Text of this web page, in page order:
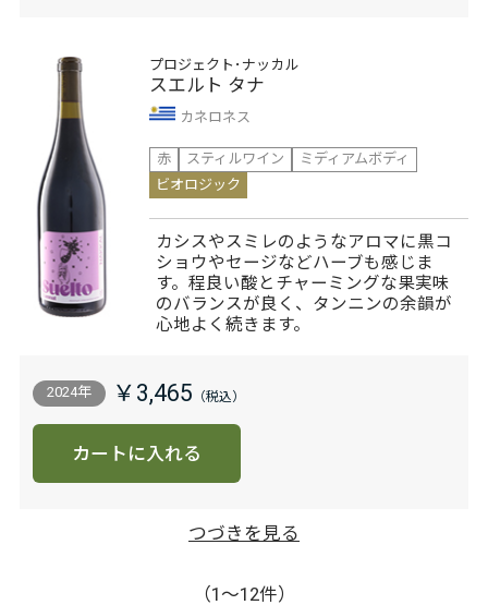
プロジェクト･ナッカル
スエルト タナ
カネロネス
赤
スティルワイン
ミディアムボディ
ビオロジック
カシスやスミレのようなアロマに黒コ
ショウやセージなどハーブも感じま
す。程良い酸とチャーミングな果実味
のバランスが良く、タンニンの余韻が
心地よく続きます。
2024年 ￥3,465
カートに入れる
つづきを見る
（1〜12件）